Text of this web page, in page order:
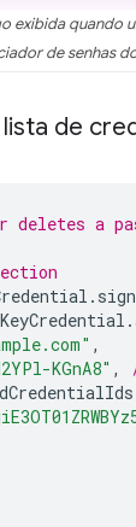
exibida quando
de senhas
de
deletes a
.
.
,
KGnA8" ,